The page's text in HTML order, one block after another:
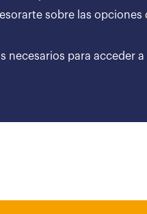
sobre las opciones
para acceder